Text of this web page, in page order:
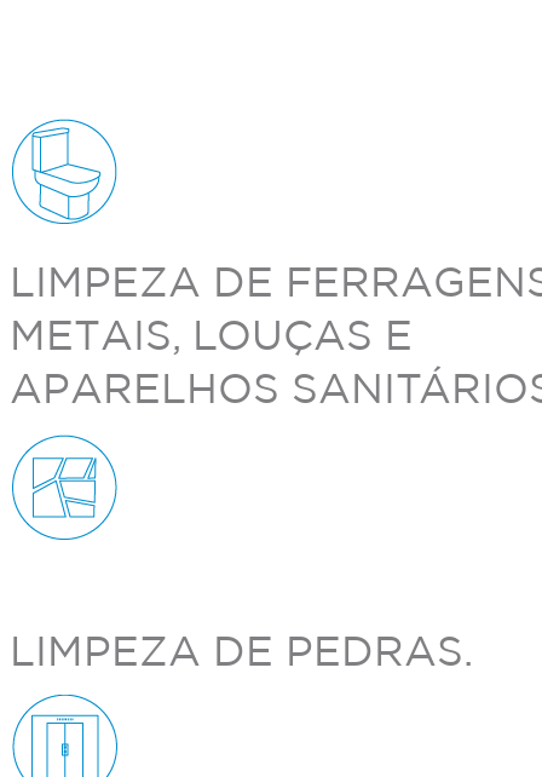
LIMPEZA DE
METAIS, LOUÇAS E
APARELHOS
LIMPEZA DE PEDRAS.